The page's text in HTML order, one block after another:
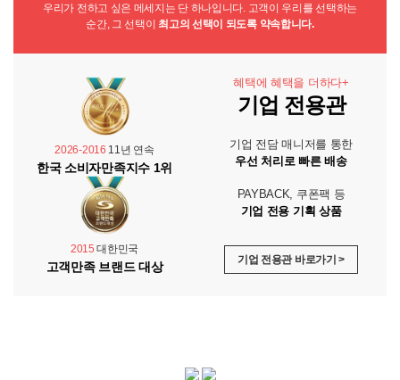
우리가 전하고 싶은 메세지는 단 하나입니다. 고객이 우리를 선택하는
순간, 그 선택이 최고의 선택이 되도록 약속합니다.
2026-2016 11년 연속
한국 소비자만족지수 1위
2015 대한민국
고객만족 브랜드 대상
혜택에 혜택을 더하다+
기업 전용관
기업 전담 매니저를 통한
우선 처리로 빠른 배송
PAYBACK, 쿠폰팩 등
기업 전용 기획 상품
기업 전용관 바로가기 >